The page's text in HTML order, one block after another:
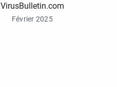
VirusBulletin.com
Février 2025